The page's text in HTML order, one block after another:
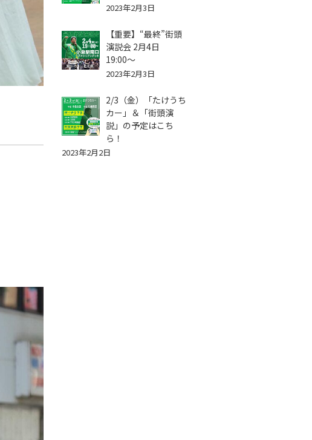
2023年2月3日
【重要】“最終”街頭
演説会 2月4日
19:00〜
2023年2月3日
2/3（金）「たけうち
カー」＆「街頭演
説」の予定はこち
ら！
2023年2月2日